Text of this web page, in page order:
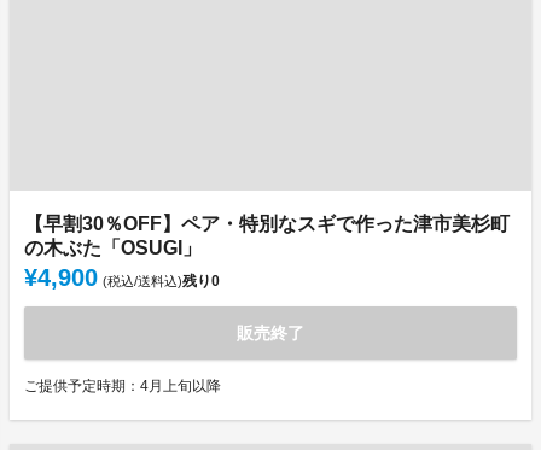
【早割30％OFF】ペア・特別なスギで作った津市美杉町
の木ぶた「OSUGI」
¥4,900 (税込/送料込)残り0
販売終了
ご提供予定時期：4月上旬以降